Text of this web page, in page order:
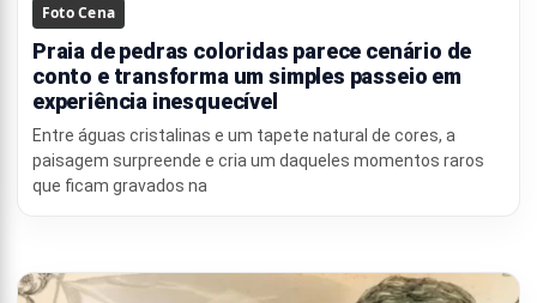
Foto Cena
Praia de pedras coloridas parece cenário de
conto e transforma um simples passeio em
experiência inesquecível
Entre águas cristalinas e um tapete natural de cores, a
paisagem surpreende e cria um daqueles momentos raros
que ficam gravados na